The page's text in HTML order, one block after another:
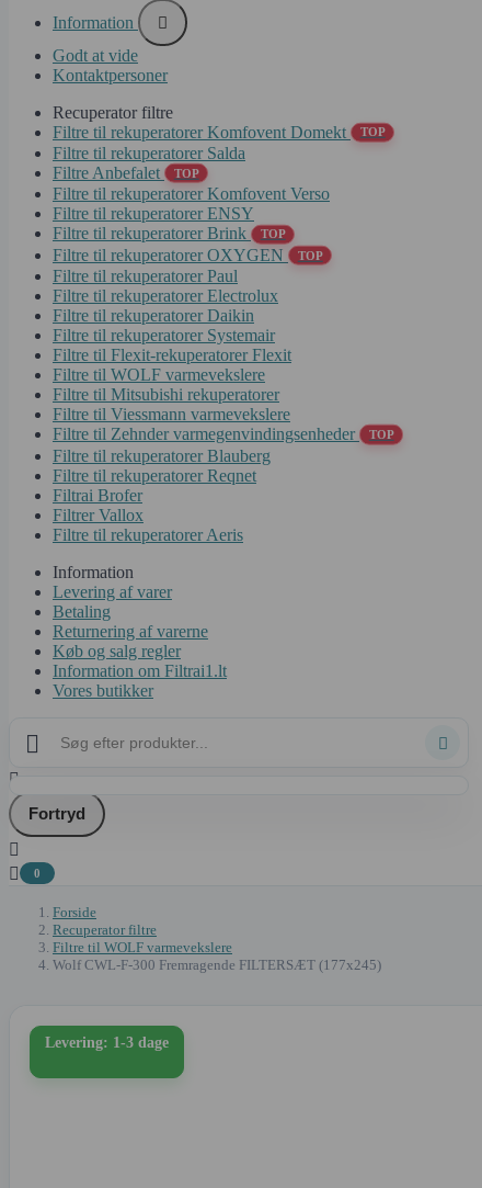
Information

Godt at vide
Kontaktpersoner
Recuperator filtre
Filtre til rekuperatorer Komfovent Domekt
TOP
Filtre til rekuperatorer Salda
Filtre Anbefalet
TOP
Filtre til rekuperatorer Komfovent Verso
Filtre til rekuperatorer ENSY
Filtre til rekuperatorer Brink
TOP
Filtre til rekuperatorer OXYGEN TOP
Filtre til rekuperatorer Paul
Filtre til rekuperatorer Electrolux
Filtre til rekuperatorer Daikin
Filtre til rekuperatorer Systemair
Filtre til Flexit-rekuperatorer Flexit
Filtre til WOLF varmevekslere
Filtre til Mitsubishi rekuperatorer
Filtre til Viessmann varmevekslere
Filtre til Zehnder varmegenvindingsenheder
TOP
Filtre til rekuperatorer Blauberg
Filtre til rekuperatorer Reqnet
Filtrai Brofer
Filtrer Vallox
Filtre til rekuperatorer Aeris
Information
Levering af varer
Betaling
Returnering af varerne
Køb og salg regler
Information om Filtrai1.lt
Vores butikker



Fortryd


0
Forside
Recuperator filtre
Filtre til WOLF varmevekslere
Wolf CWL-F-300 Fremragende FILTERSÆT (177x245)
Levering: 1-3 dage